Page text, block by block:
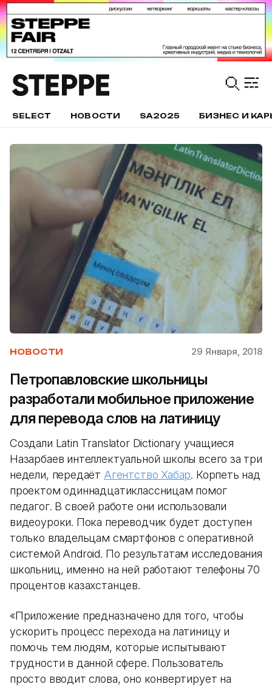
SELECT НОВОСТИ SA2025 БИЗНЕС И
НОВОСТИ 29 Января, 2018
Петропавловские школьницы
разработали мобильное приложение
для перевода слов на латиницу
Создали Latin Translator Dictionary учащиеся
Назарбаев интеллектуальной школы всего за три
недели, передаёт Агентство Хабар. Корпеть над
проектом одиннадцатиклассницам помог
педагог. В своей работе они использовали
видеоуроки. Пока переводчик будет доступен
только владельцам смартфонов с оперативной
системой Android. По результатам исследования
школьниц, именно на ней работают телефоны 70
процентов казахстанцев.
«Приложение предназначено для того, чтобы
ускорить процесс перехода на латиницу и
помочь тем людям, которые испытывают
трудности в данной сфере. Пользователь
просто вводит слова, оно конвертирует на